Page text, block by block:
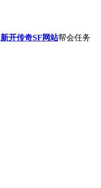
新开传奇SF网站帮会任务